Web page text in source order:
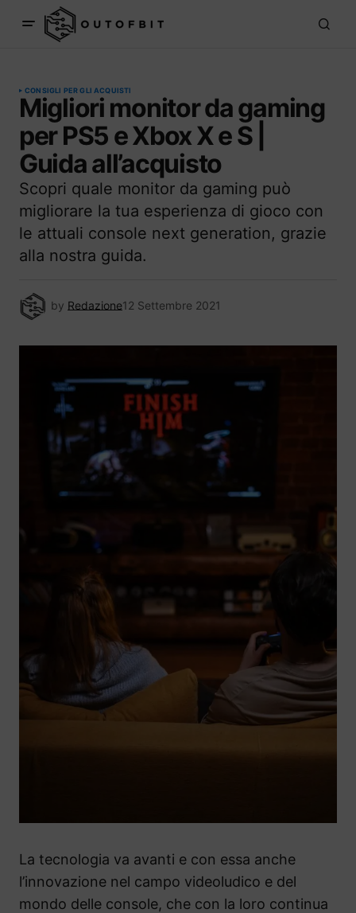
CONSIGLI PER GLI ACQUISTI
Migliori monitor da gaming
per PS5 e Xbox X e S |
Guida all’acquisto
Scopri quale monitor da gaming può
migliorare la tua esperienza di gioco con
le attuali console next generation, grazie
alla nostra guida.
by Redazione12 Settembre 2021
La tecnologia va avanti e con essa anche
l’innovazione nel campo videoludico e del
mondo delle console, che con la loro continua